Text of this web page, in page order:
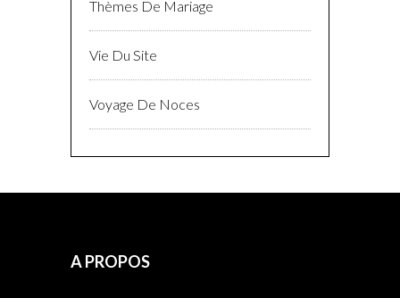
Thèmes De Mariage
Vie Du Site
Voyage De Noces
A PROPOS